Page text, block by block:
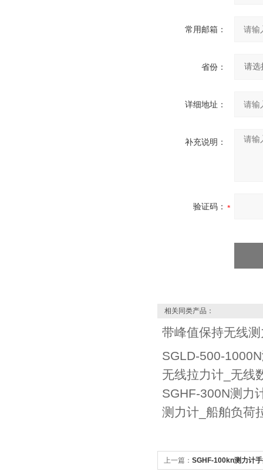
常用邮箱：
省份：
详细地址：
补充说明：
验证码：
相关同类产品：
带峰值保持无线
SGLD-500-
无线拉力计_无线
SGHF-300N测力
测力计_船舶负荷
上一篇： SGHF-100kn测力计